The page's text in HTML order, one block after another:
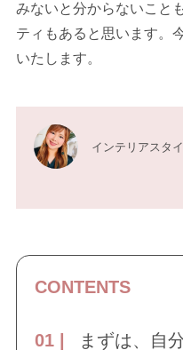
みないと分からないこと
ティもあると思います。
いたします。
インテリアスタ
CONTENTS
まずは、自